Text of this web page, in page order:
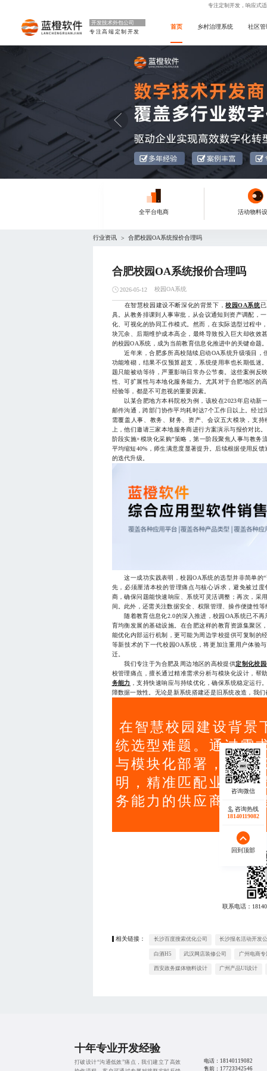
专注定制开发，响应式
开发技术外包公司
专注高端定制开发
首页 乡村治理系统 社区管
全平台电商 活动物料
行业资讯 > 合肥校园OA系统报价合理吗
合肥校园OA系统报价合理吗
2026-05-12 校园OA系统
在智慧校园建设不断深化的背景下，校园OA系统
具。从教务排课到人事审批，从会议通知到资产调配，
化、可视化的协同工作模式。然而，在实际选型过程中
块冗余、后期维护成本高企，最终导致投入巨大却收效
的校园OA系统，成为当前教育信息化推进中的关键命题
近年来，合肥多所高校陆续启动OA系统升级项目，
功能堆砌，结果不仅预算超支，系统使用率也长期低迷
题只能被动等待，严重影响日常办公节奏。这些案例反
性、可扩展性与本地化服务能力。尤其对于合肥地区的
经验等，都是不可忽视的重要因素。
以某合肥地方本科院校为例，该校在2023年启动新
邮件沟通，跨部门协作平均耗时达7个工作日以上。经
需覆盖人事、教务、财务、资产、会议五大模块，支
上，他们邀请三家本地服务商进行方案演示与报价对比
阶段实施+模块化采购”策略，第一阶段聚焦人事与教务
平均缩短40%，师生满意度显著提升。后续根据使用反
的迭代升级。
这一成功实践表明，校园OA系统的选型并非简单的“
先，必须厘清本校的管理痛点与核心诉求，避免被过
商，确保问题能快速响应、系统可灵活调整；再次，采
间。此外，还需关注数据安全、权限管理、操作便捷性
随着教育信息化2.0的深入推进，校园OA系统已不再
育均衡发展的基础设施。在合肥这样的教育资源集聚区
能优化内部运行机制，更可能为周边学校提供可复制的
等新技术的下一代校园OA系统，将更加注重用户体验
迁。
我们专注于为合肥及周边地区的高校提供定制化校
校管理痛点，擅长通过精准需求分析与模块化设计，帮
务能力
，支持快速响应与持续优化，确保系统稳定运
障数据一致性。无论是新系统搭建还是旧系统改造，我
在智慧校园建设背景
统选型难题。通过需
与模块化部署，实现
明，精准匹配业务场
务能力的供应商，是
联系电话：
相关链接： 长沙百度搜索优化公司 长沙报名活动开发
白酒H5 武汉网店装修公司 广州电商
西安政务媒体物料设计 广州产品UI设计
咨询热线
18140119082
回到顶部
十年专业开发经验
打破设计“沟通低效”痛点，我们建立了高效
电话： 18140119082
售前： 17723342546